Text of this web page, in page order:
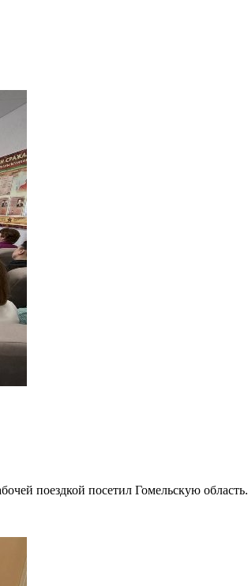
поездкой посетил Гомельскую область.